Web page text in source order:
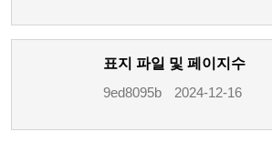
표지 파일 및 페이지수
9ed8095b
2024-12-16